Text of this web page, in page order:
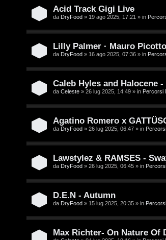
Acid Track Gigi Live
da DryFood » 19 ago 2025, 17:21 » in
Lilly Palmer · Mauro
da DryFood » 16 ago 2025, 07:36 » in
Caleb Hyles and Halocene
da Celeste » 26 lug 2025, 14:49 » in Percorsi
Agatino Romero x
da DryFood » 26 lug 2025, 06:47 » in
Lawstylez & RAMSES -
da DryFood » 26 lug 2025, 06:45 » in
D.E.N - Autumn
da DryFood » 15 lug 2025, 20:35 » in
Max Richter- On Nature Of